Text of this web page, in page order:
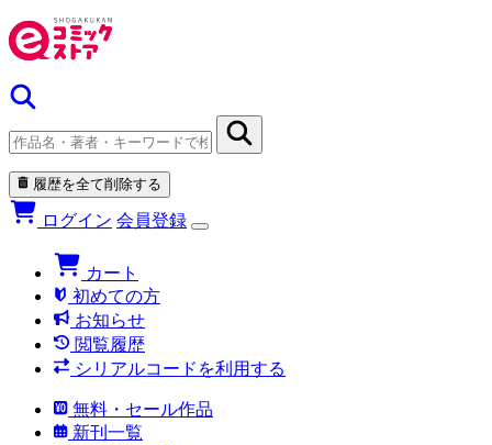
履歴を全て削除する
ログイン 会員登録
カート
初めての方
お知らせ
閲覧履歴
シリアルコードを利用する
無料・セール作品
新刊一覧